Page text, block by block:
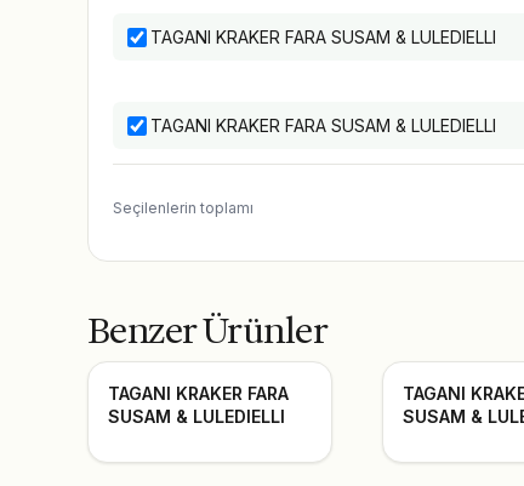
TAGANI KRAKER FARA SUSAM & LULEDIELLI
TAGANI KRAKER FARA SUSAM & LULEDIELLI
Seçilenlerin toplamı
Benzer Ürünler
TAGANI KRAKER FARA
SUSAM & LULEDIELLI
TAGANI
SUSAM &